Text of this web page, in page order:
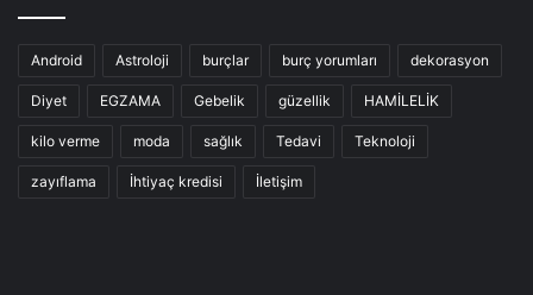
Android Astroloji burçlar burç yorumları dekorasyon
Diyet EGZAMA Gebelik güzellik HAMİLELİK
kilo verme moda sağlık Tedavi Teknoloji
zayıflama İhtiyaç kredisi İletişim